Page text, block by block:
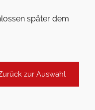
später dem
zur Auswahl